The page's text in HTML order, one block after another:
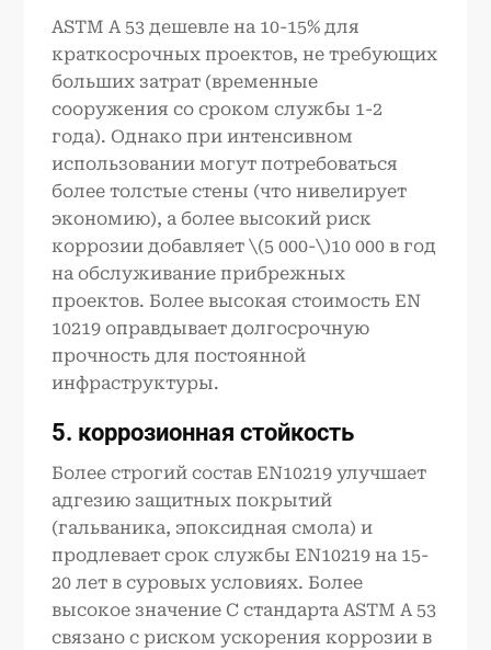
ASTM A 53 дешевле на 10-15% для
краткосрочных проектов, не требующих
больших затрат (временные
сооружения со сроком службы 1-2
года). Однако при интенсивном
использовании могут потребоваться
более толстые стены (что нивелирует
экономию), а более высокий риск
коррозии добавляет \(5 000-\)10 000 в год
на обслуживание прибрежных
проектов. Более высокая стоимость EN
10219 оправдывает долгосрочную
прочность для постоянной
инфраструктуры.
5. коррозионная стойкость
Более строгий состав EN10219 улучшает
адгезию защитных покрытий
(гальваника, эпоксидная смола) и
продлевает срок службы EN10219 на 15-
20 лет в суровых условиях. Более
высокое значение C стандарта ASTM A 53
связано с риском ускорения коррозии в